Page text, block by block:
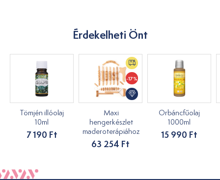
Érdekelheti Önt
Tömjén illóolaj
10ml
7 190 Ft
-17%
Maxi
hengerkészlet
maderoterápiához
63 254 Ft
Orbáncfűolaj
1000ml
15 990 Ft